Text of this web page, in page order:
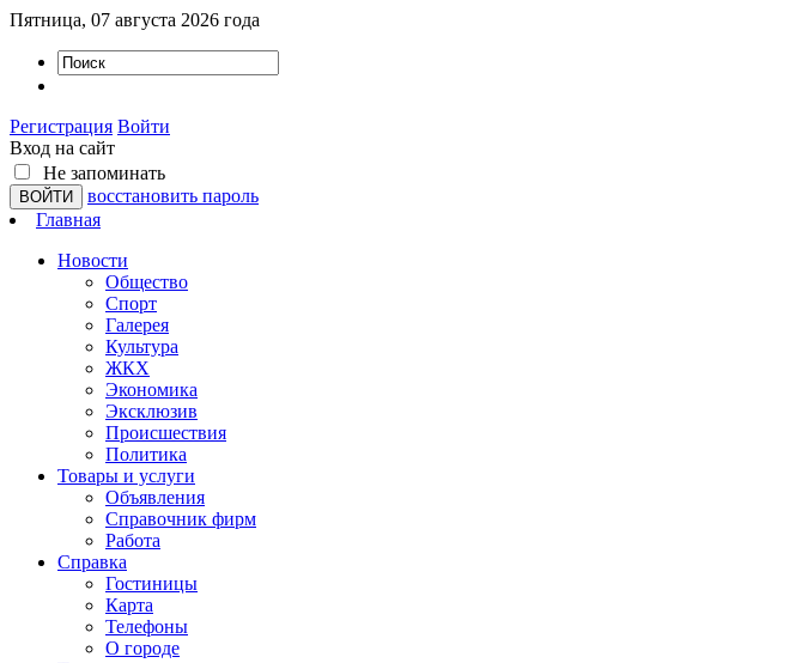
Пятница, 07 августа 2026 года
Регистрация Войти
Вход на сайт
Не запоминать
восстановить пароль
Главная
Новости
Общество
Спорт
Галерея
Культура
ЖКХ
Экономика
Эксклюзив
Проиcшествия
Политика
Товары и услуги
Объявления
Справочник фирм
Работа
Справка
Гостиницы
Карта
Телефоны
О городе